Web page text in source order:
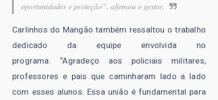
oportunidades e proteção”, afirmou o gestor.
Carlinhos do Mangão também ressaltou o trabalho
dedicado da equipe envolvida no
programa. “Agradeço aos policiais militares,
professores e pais que caminharam lado a lado
com esses alunos. Essa união é fundamental para